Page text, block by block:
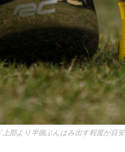
部より半個ぶんはみ出す程度が目安